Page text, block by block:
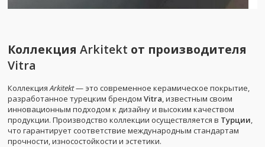
Коллекция Arkitekt от производителя
Vitra
КоллекцияArkitekt— это современное керамическое покрытие,
разработанное турецким брендом Vitra, известным своим
инновационным подходом к дизайну и высоким качеством
продукции. Производство коллекции осуществляется в Турции,
что гарантирует соответствие международным стандартам
прочности, износостойкости и эстетики.